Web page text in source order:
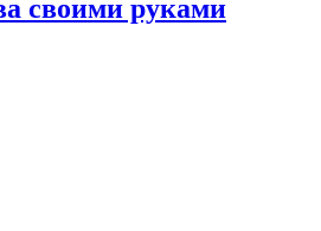
своими руками